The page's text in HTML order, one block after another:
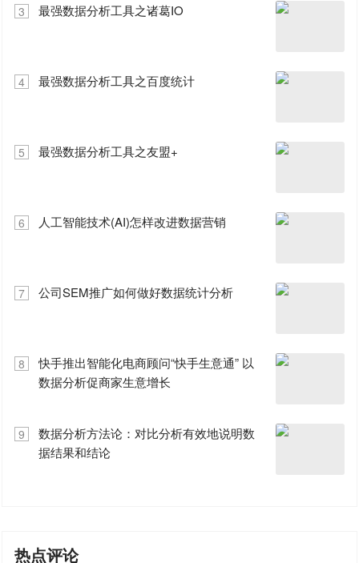
3 最强数据分析工具之诸葛IO
4 最强数据分析工具之百度统计
5 最强数据分析工具之友盟+
6 人工智能技术(AI)怎样改进数据营销
7 公司SEM推广如何做好数据统计分析
8
快手推出智能化电商顾问“快手生意通” 以
数据分析促商家生意增长
9
数据分析方法论：对比分析有效地说明数
据结果和结论
热点评论